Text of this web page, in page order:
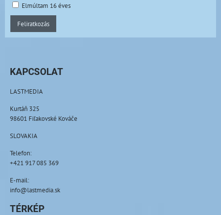
Elmúltam 16 éves
Feliratkozás
KAPCSOLAT
LASTMEDIA
Kurtáň 325
98601 Fiľakovské Kováče
SLOVAKIA
Telefon:
+421 917 085 369
E-mail:
info@lastmedia.sk
TÉRKÉP